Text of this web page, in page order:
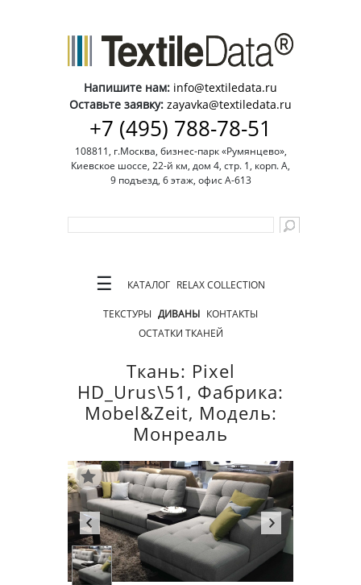
Напишите нам: info@textiledata.ru
Оставьте заявку: zayavka@textiledata.ru
+7 (495) 788-78-51
108811, г.Москва, бизнес-парк «Румянцево»,
Киевское шоссе, 22-й км, дом 4, стр. 1, корп. А,
9 подъезд, 6 этаж, офис А-613
☰ КАТАЛОГ RELAX COLLECTION
ТЕКСТУРЫ ДИВАНЫ КОНТАКТЫ
ОСТАТКИ ТКАНЕЙ
Ткань: Pixel
HD_Urus\51, Фабрика:
Mobel&Zeit, Модель:
Монреаль